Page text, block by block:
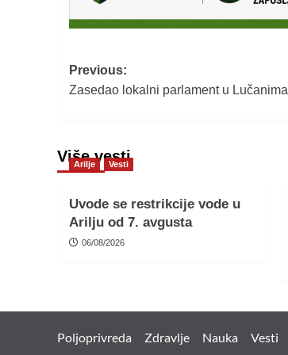
Post
navigation
Previous:
Zasedao lokalni parlament u Lučanima
Više vesti
Arilje Vesti
Uvode se restrikcije vode u
Arilju od 7. avgusta
06/08/2026
Poljoprivreda Zdravlje Nauka Vesti